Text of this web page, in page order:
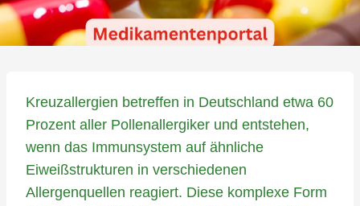
Kreuzallergien betreffen in Deutschland etwa 60
Prozent aller Pollenallergiker und entstehen,
wenn das Immunsystem auf ähnliche
Eiweißstrukturen in verschiedenen
Allergenquellen reagiert. Diese komplexe Form